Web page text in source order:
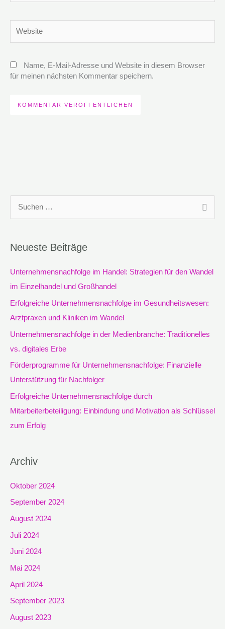
Name, E-Mail-Adresse und Website in diesem Browser
für meinen nächsten Kommentar speichern.
h
e
n
Neueste Beiträge
Unternehmensnachfolge im Handel: Strategien für den Wandel
im Einzelhandel und Großhandel
Erfolgreiche Unternehmensnachfolge im Gesundheitswesen:
Arztpraxen und Kliniken im Wandel
Unternehmensnachfolge in der Medienbranche: Traditionelles
vs. digitales Erbe
Förderprogramme für Unternehmensnachfolge: Finanzielle
Unterstützung für Nachfolger
Erfolgreiche Unternehmensnachfolge durch
Mitarbeiterbeteiligung: Einbindung und Motivation als Schlüssel
zum Erfolg
Archiv
Oktober 2024
September 2024
August 2024
Juli 2024
Juni 2024
Mai 2024
April 2024
September 2023
August 2023